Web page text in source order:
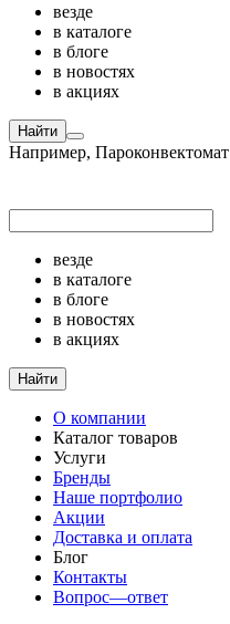
везде
в каталоге
в блоге
в новостях
в акциях
Найти
Например, Пароконвектомат
везде
в каталоге
в блоге
в новостях
в акциях
Найти
О компании
Каталог товаров
Услуги
Бренды
Наше портфолио
Акции
Доставка и оплата
Блог
Контакты
Вопрос—ответ